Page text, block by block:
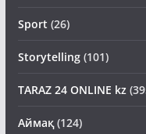
Sport (26)
Storytelling(101)
TARAZ 24 ONLINE kz
Аймақ(124)